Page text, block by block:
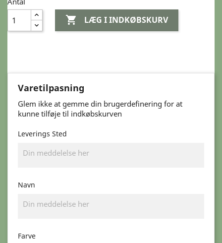
 LÆG I INDKØBSKURV
Varetilpasning
Glem ikke at gemme din brugerdefinering for at
kunne tilføje til indkøbskurven
Leverings Sted
Navn
Farve